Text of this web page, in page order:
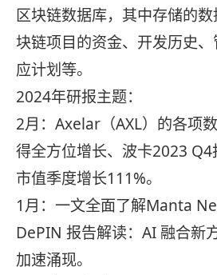
区块链数据库，其中存储的
块链项目的资金、开发历史
应计划等。
2024年研报主题：
2月：Axelar（AXL）的各项
得全方位增长、波卡2023
市值季度增长111%。
1月：一文全面了解Manta
DePIN 报告解读：AI 融合新
加速涌现。